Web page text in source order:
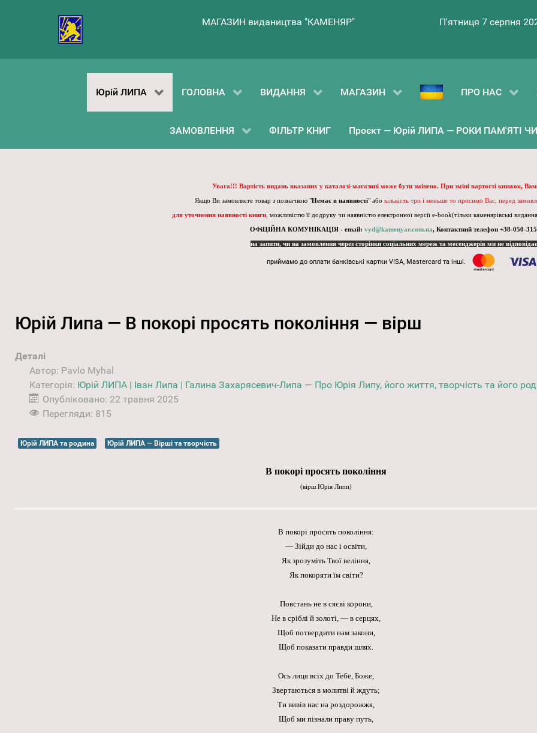
МАГАЗИН видаництва "КАМЕНЯР" П'ятниця 7 серпня
Юрій ЛИПА ГОЛОВНА ВИДАННЯ МАГАЗИН ПРО НАС
ЗАМОВЛЕННЯ ФІЛЬТР КНИГ Проєкт — Юрій ЛИПА — РОКИ ПАМ'ЯТІ
Увага!!! Вартість видань вказаних у каталозі-магазині може бути змінено. При зміні вартості книжок,
Якщо Ви замовляєте товар з позначкою "Немає в наявності" або кількість три і меньше то просимо Вас, перед
для уточнення наявності книги, можливістю її додруку чи наявністю електронної версії e-book(тільки каменярівські
ОФіЦІЙНА КОМУНІКАЦІЯ - email: vyd@kamenyar.com.ua, Контактний телефон +38-050-
на запити, чи на замовлення через сторінки соціальних мереж та месенджерів ми не
приймамо до оплати банківські картки VISA, Mastercard та інші.
Юрій Липа — В покорі просять покоління — вірш
Деталі
Автор: Pavlo Myhal
Категорія: Юрій ЛИПА | Іван Липа | Галина Захарясевич-Липа — Про Юрія Липу, його життя, творчість та його
Опубліковано: 22 травня 2025
Перегляди: 815
Юрій ЛИПА та родина Юрій ЛИПА — Вірші та творчість
В покорі просять покоління
(вірш Юрія Липи)
В покорі просять покоління:
— Зійди до нас і освіти,
Як зрозуміть Твої веління,
Як покоряти їм світи?
Повстань не в сяєві корони,
Не в сріблі й золоті, — в серцях,
Щоб потвердити нам закони,
Щоб показати правди шлях.
Ось лиця всіх до Тебе, Боже,
Звертаються в молитві й ждуть;
Ти вивів нас на роздорожжя,
Щоб ми пізнали праву путь,